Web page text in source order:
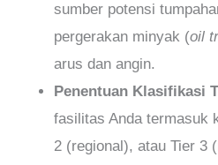
sumber potensi
pergerakan minyak (oil
arus dan angin.
Penentuan Klasifikasi
fasilitas Anda termasuk
2 (regional), atau Tier 3